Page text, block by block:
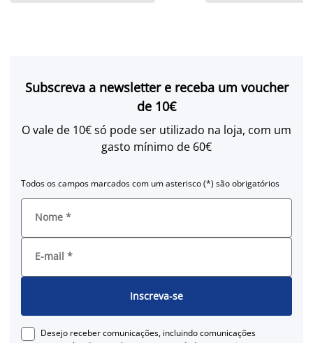
Subscreva a newsletter e receba um voucher
de 10€
O vale de 10€ só pode ser utilizado na loja, com um
gasto mínimo de 60€
Todos os campos marcados com um asterisco (*) são obrigatórios
Nome *
E-mail *
Inscreva-se
Desejo receber comunicações, incluindo comunicações